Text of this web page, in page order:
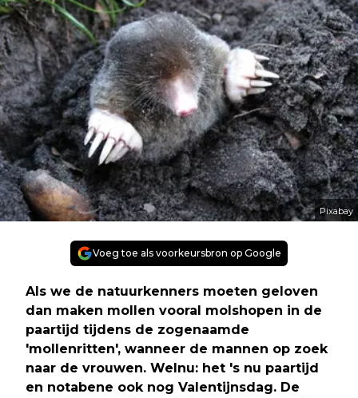
Pixabay
Voeg toe als voorkeursbron op Google
Als we de natuurkenners moeten geloven
dan maken mollen vooral molshopen in de
paartijd tijdens de zogenaamde
'mollenritten', wanneer de mannen op zoek
naar de vrouwen. Welnu: het 's nu paartijd
en notabene ook nog Valentijnsdag. De